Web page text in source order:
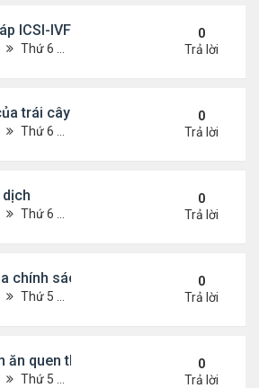
ICSI-IVF điều trị vô sinh nam nặng
Thứ 6 Tháng 8 05, 2022 12:24 pm
0
Trả lời
trái cây sấy đến đường huyết
Thứ 6 Tháng 8 05, 2022 12:13 pm
0
Trả lời
Thứ 6 Tháng 8 05, 2022 12:06 pm
0
Trả lời
chính sách khuyến khích sinh đẻ ở
Thứ 5 Tháng 8 04, 2022 5:21 pm
0
Trả lời
ăn quen thuộc rút ngắn tuổi thọ
Thứ 5 Tháng 8 04, 2022 4:03 pm
0
Trả lời